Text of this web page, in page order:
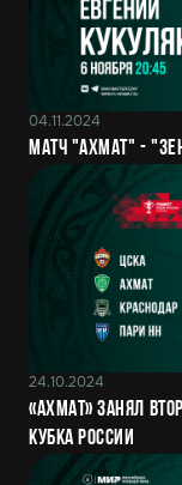
04.11.2024
Матч "Ахмат" -
24.10.2024
«Ахмат» занял
Кубка России